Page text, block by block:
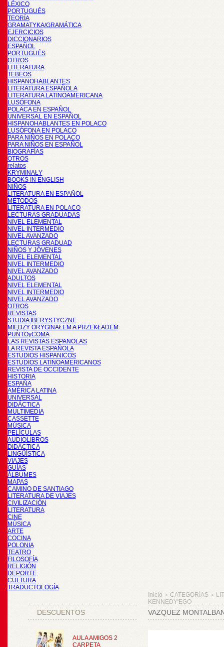
LÉXICO
PORTUGUÉS
TEORÍA
GRAMATYKA/GRAMÁTICA
EJERCICIOS
DICCIONARIOS
ESPAÑOL
PORTUGUÉS
OTROS
LITERATURA
TEBEOS
HISPANOHABLANTES
LITERATURA ESPAÑOLA
LITERATURA LATINOAMERICANA
LUSÓFONA
POLACA EN ESPAÑOL
UNIVERSAL EN ESPAÑOL
HISPANOHABLANTES EN POLACO
LUSÓFONA EN POLACO
PARA NIÑOS EN POLACO
PARA NIÑOS EN ESPAÑOL
BIOGRAFÍAS
OTROS
relatos
KRYMINAŁY
BOOKS IN ENGLISH
NIÑOS
LITERATURA EN ESPAÑOL
METODOS
LITERATURA EN POLACO
LECTURAS GRADUADAS
NIVEL ELEMENTAL
NIVEL INTERMEDIO
NIVEL AVANZADO
LECTURAS GRADUAD
NIÑOS Y JÓVENES
NIVEL ELEMENTAL
NIVEL INTERMEDIO
NIVEL AVANZADO
ADULTOS
NIVEL ELEMENTAL
NIVEL INTERMEDIO
NIVEL AVANZADO
OTROS
REVISTAS
STUDIA IBERYSTYCZNE
MIĘDZY ORYGINAŁEM A PRZEKŁADEM
PUNTOyCOMA
LAS REVISTAS ESPANOLAS
LA REVISTA ESPAÑOLA
ESTUDIOS HISPANICOS
ESTUDIOS LATINOAMERICANOS
REVISTA DE OCCIDENTE
HISTORIA
ESPAÑA
AMÉRICA LATINA
UNIVERSAL
DIDÁCTICA
MULTIMEDIA
CASSETTE
MÚSICA
PELÍCULAS
AUDIOLIBROS
DIDÁCTICA
LINGÜÍSTICA
VIAJES
GUÍAS
ÁLBUMES
MAPAS
CAMINO DE SANTIAGO
LITERATURA DE VIAJES
CIVILIZACIÓN
LITERATURA
CINE
MÚSICA
ARTE
COCINA
POLONIA
TEATRO
FILOSOFÍA
RELIGIÓN
DEPORTE
CULTURA
TRADUCTOLOGÍA
DESCUENTOS
AULA AMIGOS 2
CARPETA
Inicio > CATEGORÍAS >
KENNEDY'EGO
VAZQUEZ